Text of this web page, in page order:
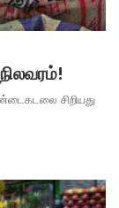
சிறியது